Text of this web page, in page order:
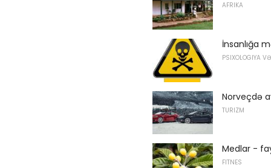
AFRIKA
İnsanlığa
PSIXOLOGIYA
Norveçdə
TURIZM
Medlar -
FITNES